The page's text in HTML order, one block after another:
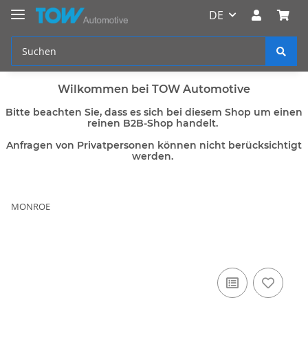
DE
Wilkommen bei TOW Automotive
Bitte beachten Sie, dass es sich bei diesem Shop um einen
reinen B2B-Shop handelt.
Anfragen von Privatpersonen können nicht berücksichtigt
werden.
MONROE